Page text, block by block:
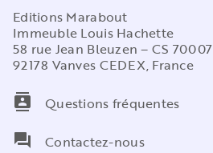
Editions Marabout
Immeuble Louis Hachette
58 rue Jean Bleuzen – CS 70007
92178 Vanves CEDEX, France
contacts
Questions fréquentes
question_answer
Contactez-nous